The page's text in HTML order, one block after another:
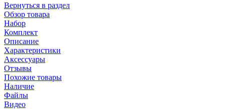
Вернуться в раздел
Обзор товара
Набор
Комплект
Описание
Характеристики
Аксессуары
Отзывы
Похожие товары
Наличие
Файлы
Видео